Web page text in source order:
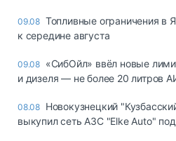
09.08 Топливные ограничения в
к середине августа
09.08 «СибОйл» ввёл новые
и дизеля — не более 20 литров
08.08 Новокузнецкий
выкупил сеть АЗС "Elke Auto"